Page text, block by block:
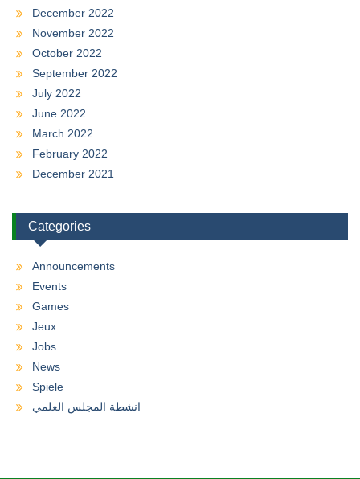
December 2022
November 2022
October 2022
September 2022
July 2022
June 2022
March 2022
February 2022
December 2021
Categories
Announcements
Events
Games
Jeux
Jobs
News
Spiele
انشطة المجلس العلمي